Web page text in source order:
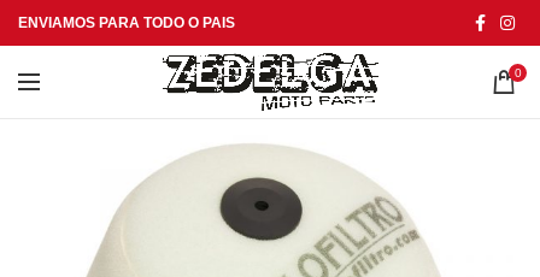
ENVIAMOS PARA TODO O PAIS
0